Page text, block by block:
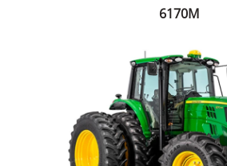
6170M